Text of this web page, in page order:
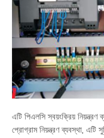
এটি পিএলসি স্বয়ংক্রিয়
প্রোগ্রাম নিয়ন্ত্রণ ব্যবস্থা, এটি